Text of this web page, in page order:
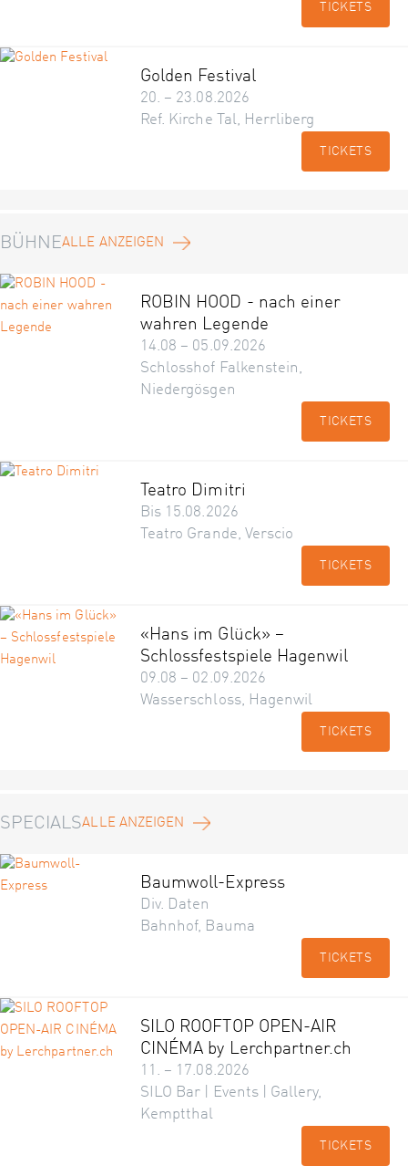
TICKETS
Golden Festival
20. – 23.08.2026
Ref. Kirche Tal, Herrliberg
TICKETS
BÜHNEALLE ANZEIGEN
ROBIN HOOD - nach einer
wahren Legende
14.08 – 05.09.2026
Schlosshof Falkenstein,
Niedergösgen
TICKETS
Teatro Dimitri
Bis 15.08.2026
Teatro Grande, Verscio
TICKETS
«Hans im Glück» –
Schlossfestspiele Hagenwil
09.08 – 02.09.2026
Wasserschloss, Hagenwil
TICKETS
SPECIALSALLE ANZEIGEN
Baumwoll-Express
Div. Daten
Bahnhof, Bauma
TICKETS
SILO ROOFTOP OPEN-AIR
CINÉMA by Lerchpartner.ch
11. – 17.08.2026
SILO Bar | Events | Gallery,
Kemptthal
TICKETS